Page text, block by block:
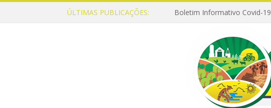
ÚLTIMAS PUBLICAÇÕES: Boletim Informativo Covid-19